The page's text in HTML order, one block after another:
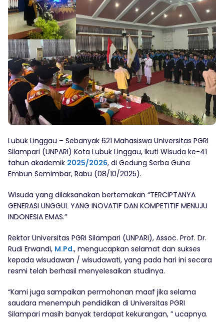
Lubuk Linggau – Sebanyak 621 Mahasiswa Universitas PGRI
Silampari (UNPARI) Kota Lubuk Linggau, Ikuti Wisuda ke-41
tahun akademik 2025/2026, di Gedung Serba Guna
Embun Semimbar, Rabu (08/10/2025).
Wisuda yang dilaksanakan bertemakan “TERCIPTANYA
GENERASI UNGGUL YANG INOVATIF DAN KOMPETITIF MENUJU
INDONESIA EMAS.”
Rektor Universitas PGRI Silampari (UNPARI), Assoc. Prof. Dr.
Rudi Erwandi, M.Pd., mengucapkan selamat dan sukses
kepada wisudawan / wisudawati, yang pada hari ini secara
resmi telah berhasil menyelesaikan studinya.
“Kami juga sampaikan permohonan maaf jika selama
saudara menempuh pendidikan di Universitas PGRI
Silampari masih banyak terdapat kekurangan, ” ucapnya.